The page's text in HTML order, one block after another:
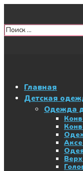
Главная
Детская
Одежда